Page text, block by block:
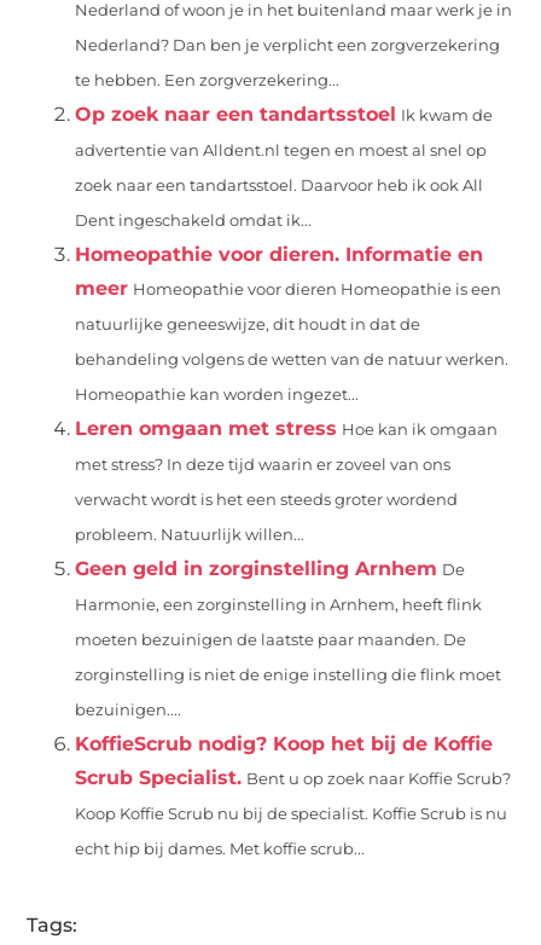
Nederland of woon je in het buitenland maar werk je in
Nederland? Dan ben je verplicht een zorgverzekering
te hebben. Een zorgverzekering...
Op zoek naar een tandartsstoel Ik kwam de
advertentie van Alldent.nl tegen en moest al snel op
zoek naar een tandartsstoel. Daarvoor heb ik ook All
Dent ingeschakeld omdat ik...
Homeopathie voor dieren. Informatie en
meer Homeopathie voor dieren Homeopathie is een
natuurlijke geneeswijze, dit houdt in dat de
behandeling volgens de wetten van de natuur werken.
Homeopathie kan worden ingezet...
Leren omgaan met stress Hoe kan ik omgaan
met stress? In deze tijd waarin er zoveel van ons
verwacht wordt is het een steeds groter wordend
probleem. Natuurlijk willen...
Geen geld in zorginstelling Arnhem De
Harmonie, een zorginstelling in Arnhem, heeft flink
moeten bezuinigen de laatste paar maanden. De
zorginstelling is niet de enige instelling die flink moet
bezuinigen....
KoffieScrub nodig? Koop het bij de Koffie
Scrub Specialist. Bent u op zoek naar Koffie Scrub?
Koop Koffie Scrub nu bij de specialist. Koffie Scrub is nu
echt hip bij dames. Met koffie scrub...
Tags: